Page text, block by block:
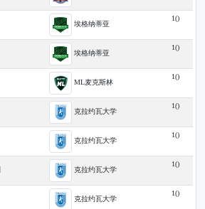
埃格纳蒂亚
1()
埃格纳蒂亚
1()
ML麦克斯林
1()
克拉约瓦大学
1()
克拉约瓦大学
1()
克拉约瓦大学
1()
克拉约瓦大学
1()